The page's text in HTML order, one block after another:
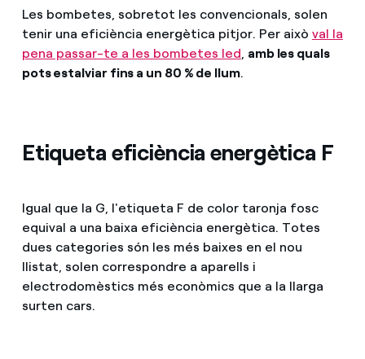
Les bombetes, sobretot les convencionals, solen
tenir una eficiència energètica pitjor. Per això val la
pena passar-te a les bombetes led, amb les quals
pots estalviar fins a un 80 % de llum.
Etiqueta eficiència energètica F
Igual que la G, l'etiqueta F de color taronja fosc
equival a una baixa eficiència energètica. Totes
dues categories són les més baixes en el nou
llistat, solen correspondre a aparells i
electrodomèstics més econòmics que a la llarga
surten cars.